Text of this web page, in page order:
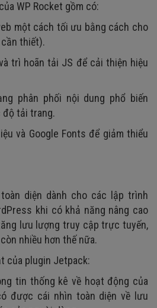
WP Rocket gồm có:
một cách tối ưu bằng cách cho
thiết).
trì hoãn tải JS để cải thiện hiệu
phân phối nội dung phổ biến
độ tải trang.
và Google Fonts để giảm thiểu
diện dành cho các lập trình
khi có khả năng nâng cao
lưu lượng truy cập trực tuyến,
nhiều hơn thế nữa.
của plugin Jetpack:
tin thống kê về hoạt động của
được cái nhìn toàn diện về lưu